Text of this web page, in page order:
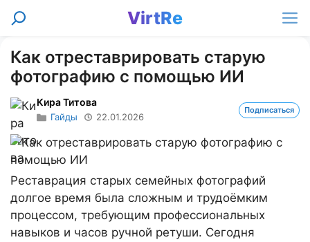
Перейти
VirtRe
Поиск
Как отреставрировать старую
фотографию с помощью ИИ
Кира Титова
Гайды 22.01.2026
Подписаться
Реставрация старых семейных фотографий
долгое время была сложным и трудоёмким
процессом, требующим профессиональных
навыков и часов ручной ретуши. Сегодня